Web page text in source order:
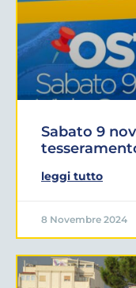
Sabato 9
leggi tutto
8 Novembre 2024